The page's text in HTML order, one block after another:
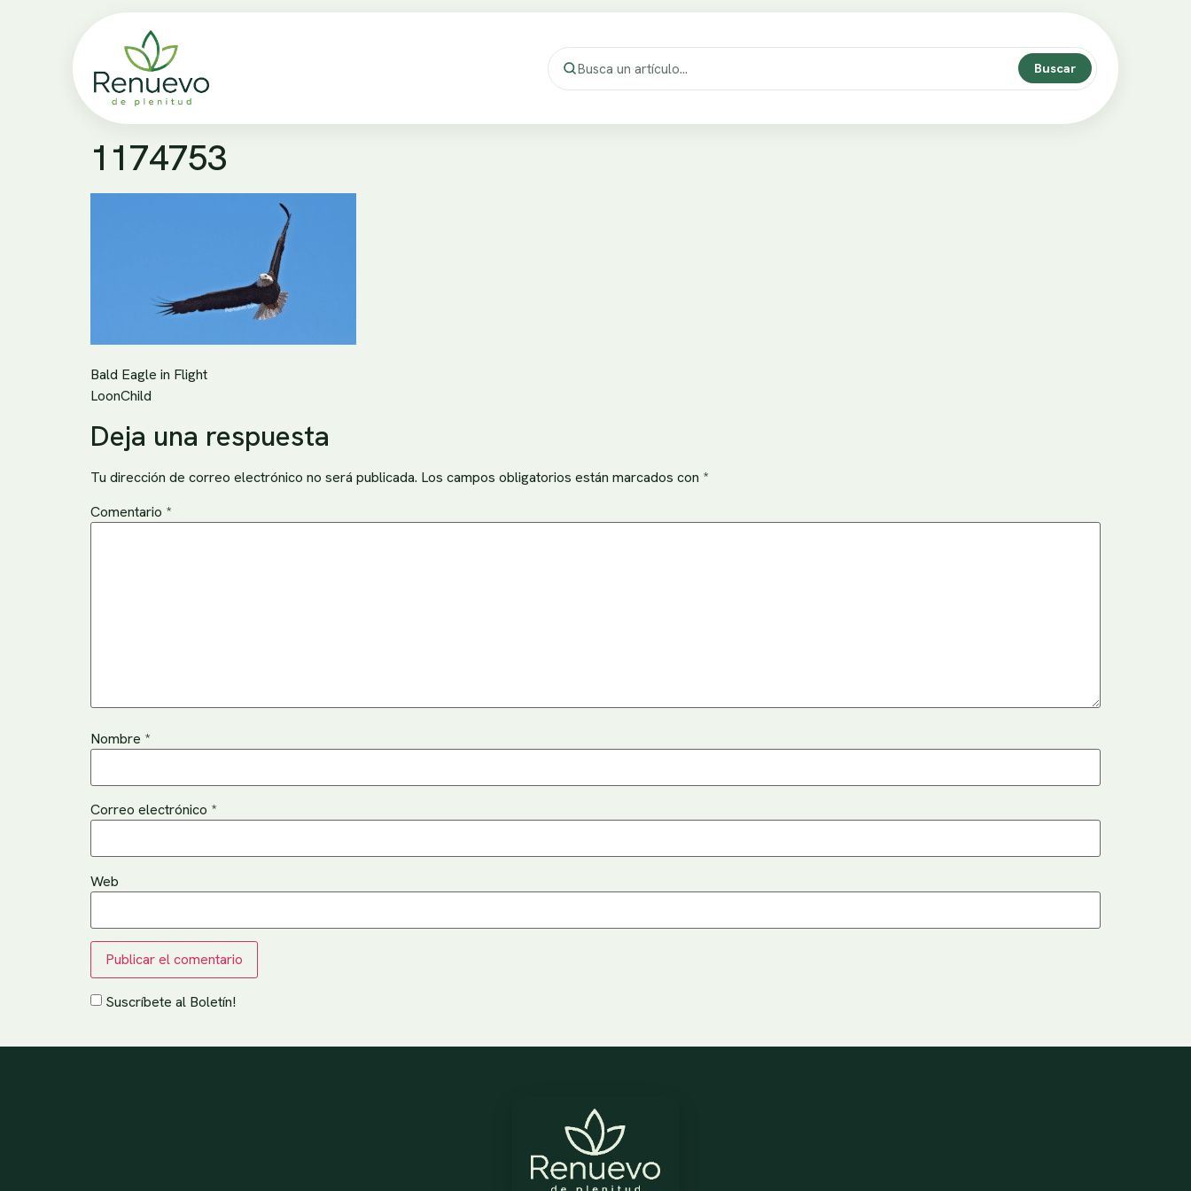
Buscar
1174753
Bald Eagle in Flight
LoonChild
Deja una respuesta
Tu dirección de correo electrónico no será publicada. Los campos obligatorios están marcados con *
Comentario *
Nombre *
Correo electrónico *
Web
Suscríbete al Boletín!